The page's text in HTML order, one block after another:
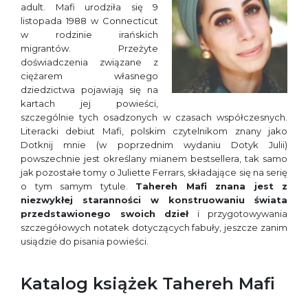
adult. Mafi urodziła się 9
listopada 1988 w Connecticut
w rodzinie irańskich
migrantów. Przeżyte
doświadczenia związane z
ciężarem własnego
dziedzictwa pojawiają się na
kartach jej powieści,
szczególnie tych osadzonych w czasach współczesnych.
Literacki debiut Mafi, polskim czytelnikom znany jako
Dotknij mnie (w poprzednim wydaniu Dotyk Julii)
powszechnie jest określany mianem bestsellera, tak samo
jak pozostałe tomy o Juliette Ferrars, składające się na serię
o tym samym tytule. Tahereh Mafi znana jest z
niezwykłej staranności w konstruowaniu świata
przedstawionego swoich dziełi przygotowywania
szczegółowych notatek dotyczących fabuły, jeszcze zanim
usiądzie do pisania powieści.
Katalog książek Tahereh Mafi